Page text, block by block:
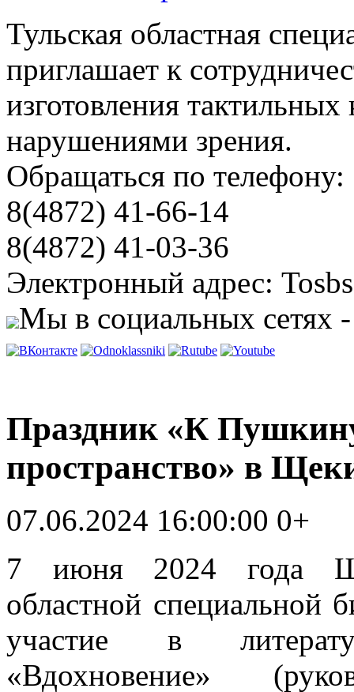
Тульская областная
приглашает к
изготовления
нарушениями зрения.
Обращаться по телефону:
8(4872) 41-66-14
8(4872) 41-03-36
Электронный адрес:
Мы в социальных сетях
Праздник «К
пространство» в
07.06.2024 16:00:00 0+
7 июня 2024 года
областной специальной
участие в
«Вдохновение»